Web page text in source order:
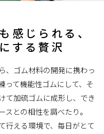
感じられる、
する贅沢
、ゴム材料の開発に携わっ
って機能性ゴムにして、そ
て加硫ゴムに成形し、でき
との相性を調べたり。
行える環境で、毎日がとて